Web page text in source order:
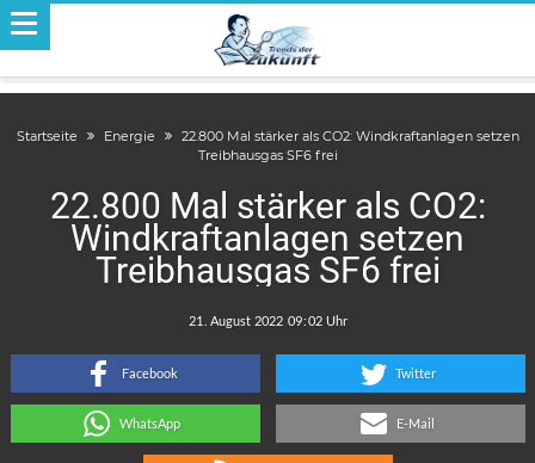
Startseite Energie
22.800 Mal stärker als CO2: Windkraftanlagen setzen
Treibhausgas SF6 frei
22.800 Mal stärker als CO2:
Windkraftanlagen setzen
Treibhausgas SF6 frei
:
Facebook Twitter
WhatsApp E-Mail